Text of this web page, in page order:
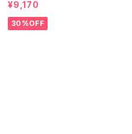
¥9,170
30%OFF